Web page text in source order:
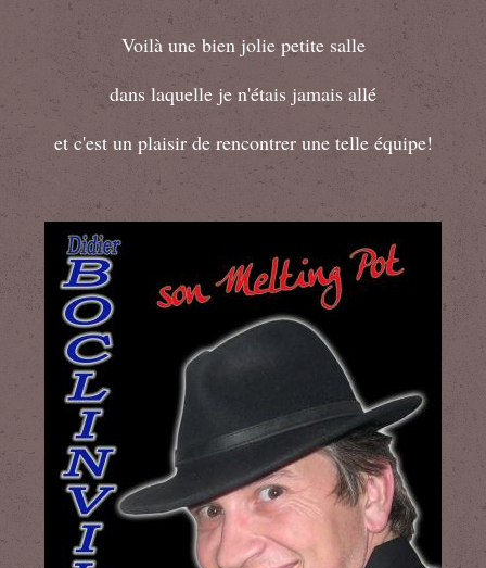
Voilà une bien jolie petite salle
dans laquelle je n'étais jamais allé
et c'est un plaisir de rencontrer une telle équipe!